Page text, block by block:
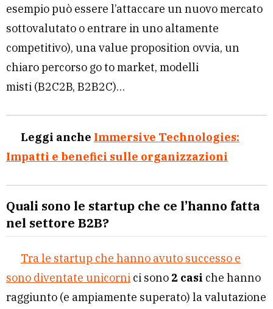
esempio può essere l’attaccare un nuovo mercato
sottovalutato o entrare in uno altamente
competitivo), una value proposition ovvia, un
chiaro percorso go to market, modelli
misti (B2C2B, B2B2C)…
Leggi anche Immersive Technologies:
Impatti e benefici sulle organizzazioni
Quali sono le startup che ce l’hanno fatta
nel settore B2B?
Tra le startup che hanno avuto successo e
sono diventate unicorni ci sono 2 casi che hanno
raggiunto (e ampiamente superato) la valutazione